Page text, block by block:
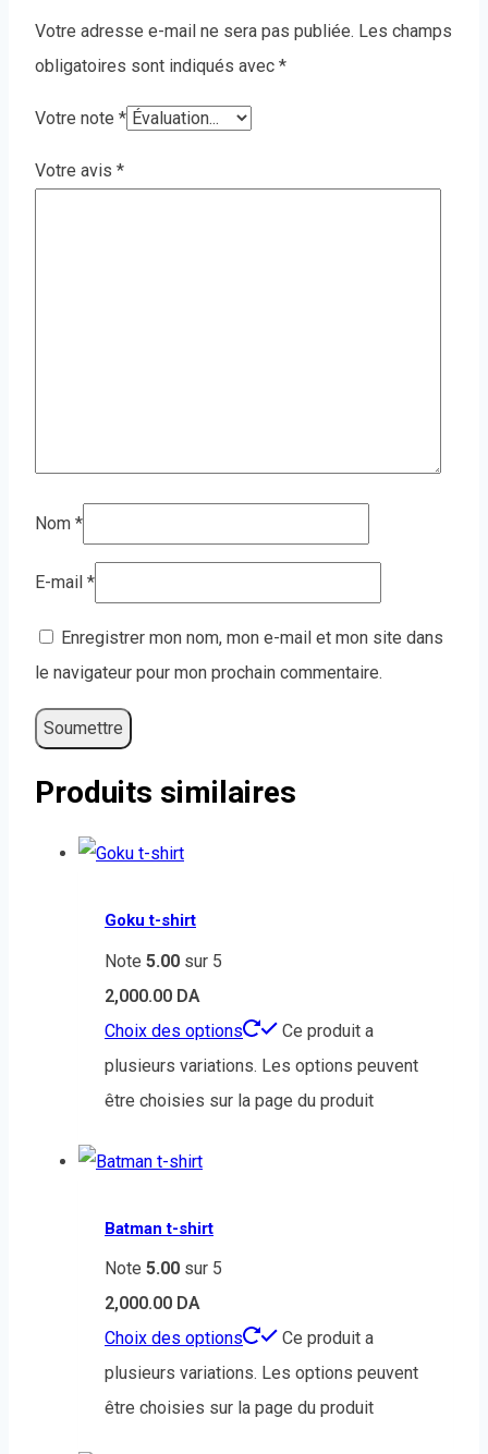
Votre adresse e-mail ne sera pas publiée. Les champs
obligatoires sont indiqués avec *
Votre note *
Votre avis *
Nom *
E-mail *
Enregistrer mon nom, mon e-mail et mon site dans
le navigateur pour mon prochain commentaire.
Produits similaires
Goku t-shirt
Note 5.00 sur 5
2,000.00 DA
Choix des options
Ce produit a
plusieurs variations. Les options peuvent
être choisies sur la page du produit
Batman t-shirt
Note 5.00 sur 5
2,000.00 DA
Choix des options
Ce produit a
plusieurs variations. Les options peuvent
être choisies sur la page du produit